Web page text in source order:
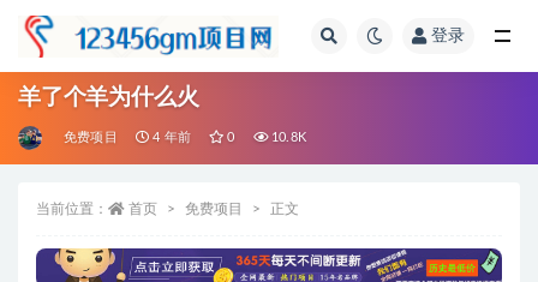
登录
羊了个羊为什么火
免费项目 4 年前 0 10.8K
当前位置： 首页 免费项目 正文